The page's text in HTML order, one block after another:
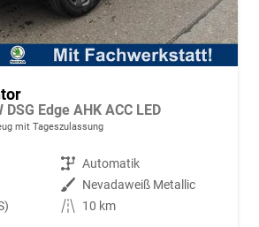
Edge AHK ACC LED
mit Tageszulassung
Getriebe Automatik
Außenfarbe Nevadaweiß Metallic
Kilometerstand
10 km